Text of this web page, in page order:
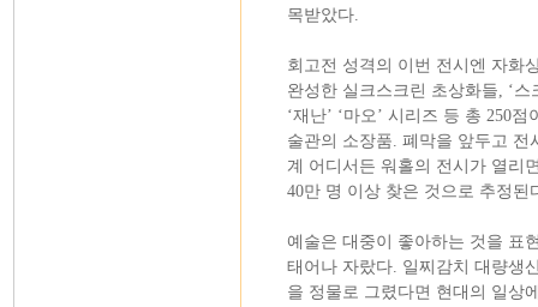
목받았다.
회고전 성격의 이번 전시엔 자화
완성한 실크스크린 초상화들, ‘스
‘재난’ ‘마오’ 시리즈 등 총 250
술관의 소장품. 폐막을 앞두고 전
계 어디서든 워홀의 전시가 열리
40만 명 이상 찾은 것으로 추정된
예술은 대중이 좋아하는 것을 표
태어나 자랐다. 일찌감치 대량생
을 정물로 그렸다면 현대의 일상